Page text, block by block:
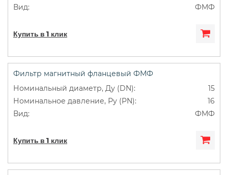
ФМФ
Купить в 1 клик
Фильтр магнитный фланцевый ФМФ
15
16
ФМФ
Купить в 1 клик